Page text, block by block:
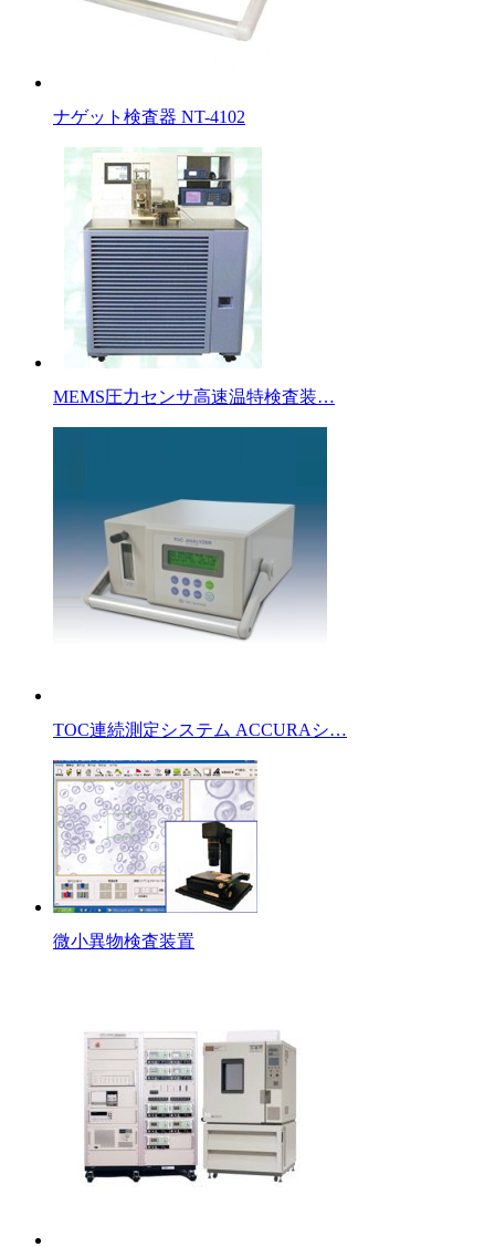
ナゲット検査器 NT-4102
MEMS圧力センサ高速温特検査装…
TOC連続測定システム ACCURAシ…
微小異物検査装置